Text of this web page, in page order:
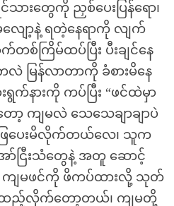
းတွေကို ညှစ်ပေးပြန်ရော၊
ျော့နဲ့ ရတဲ့နေရာကို လျက်
တစ်ကြိမ်ထပ်ပြီး ပီးချင်နေ
မြန်လာတာကို ခံစားမိနေ
ရွက်နားကို ကပ်ပြီး “ဖင်ထဲမှာ
ာ့ ကျမလဲ သေသေချာချာပဲ
ြေပေးမိလိုက်တယ်လေ၊ သူက
ာ်ငြီးသံတွေနဲ့ အတူ ဆောင့်
း ကျမဖင်ကို ဖိကပ်ထားလို့ သုတ်
ည့်လိုက်တော့တယ်၊ ကျမတို့